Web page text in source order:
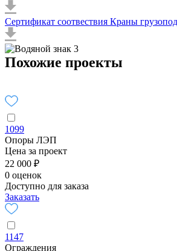
Сертификат соотвествия Краны
Похожие проекты
1099
Опоры ЛЭП
Цена за проект
22 000 ₽
0 оценок
Доступно для заказа
Заказать
1147
Ограждения